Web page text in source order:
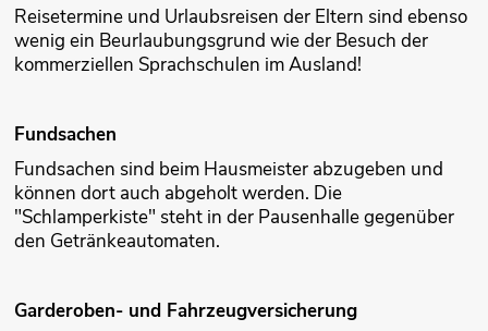
Reisetermine und Urlaubsrei­sen der Eltern sind ebenso
wenig ein Beurlaubungsgrund wie der Besuch der
kommerziellen Sprachschulen im Ausland!
Fundsachen
Fundsachen sind beim Hausmeister abzugeben und
können dort auch abgeholt werden. Die
"Schlamperkiste" steht in der Pausenhalle gegenüber
den Getränkeautomaten.
Garderoben- und Fahrzeugversicherung